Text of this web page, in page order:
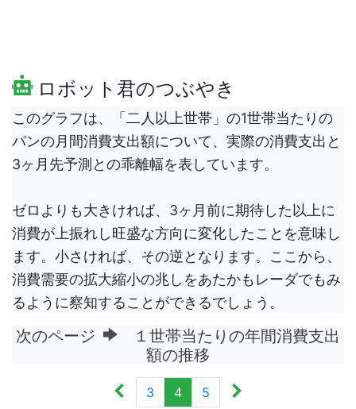
ロボット君のつぶやき
このグラフは、「二人以上世帯」の1世帯当たりの
パンの月間消費支出額について、実際の消費支出と
3ヶ月先予測との乖離幅を表しています。
ゼロよりも大きければ、3ヶ月前に期待した以上に
消費が上振れし旺盛な方向に変化したことを意味し
ます。小さければ、その逆となります。ここから、
消費需要の拡大縮小の兆しをあたかもレーダでもみ
るように察知することができるでしょう。
次のページ
１世帯当たりの年間消費支出
額の推移
3 4 5